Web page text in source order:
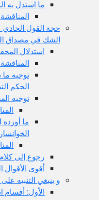
ما استدل به
حجة القول الحادي
الشك في مصداق
استدلال
توجيه
الحكم
توجيه
ما
رجوع إلى
أقوى الأقوال
و ينبغي التنبيه
الأول: